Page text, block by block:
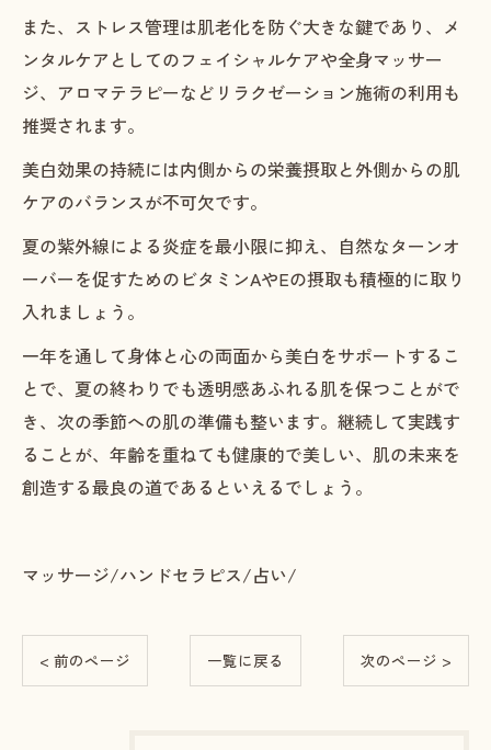
また、ストレス管理は肌老化を防ぐ大きな鍵であり、メ
ンタルケアとしてのフェイシャルケアや全身マッサー
ジ、アロマテラピーなどリラクゼーション施術の利用も
推奨されます。
美白効果の持続には内側からの栄養摂取と外側からの肌
ケアのバランスが不可欠です。
夏の紫外線による炎症を最小限に抑え、自然なターンオ
ーバーを促すためのビタミンAやEの摂取も積極的に取り
入れましょう。
一年を通して身体と心の両面から美白をサポートするこ
とで、夏の終わりでも透明感あふれる肌を保つことがで
き、次の季節への肌の準備も整います。継続して実践す
ることが、年齢を重ねても健康的で美しい、肌の未来を
創造する最良の道であるといえるでしょう。
マッサージ/ハンドセラピス/占い/
< 前のページ 一覧に戻る 次のページ >